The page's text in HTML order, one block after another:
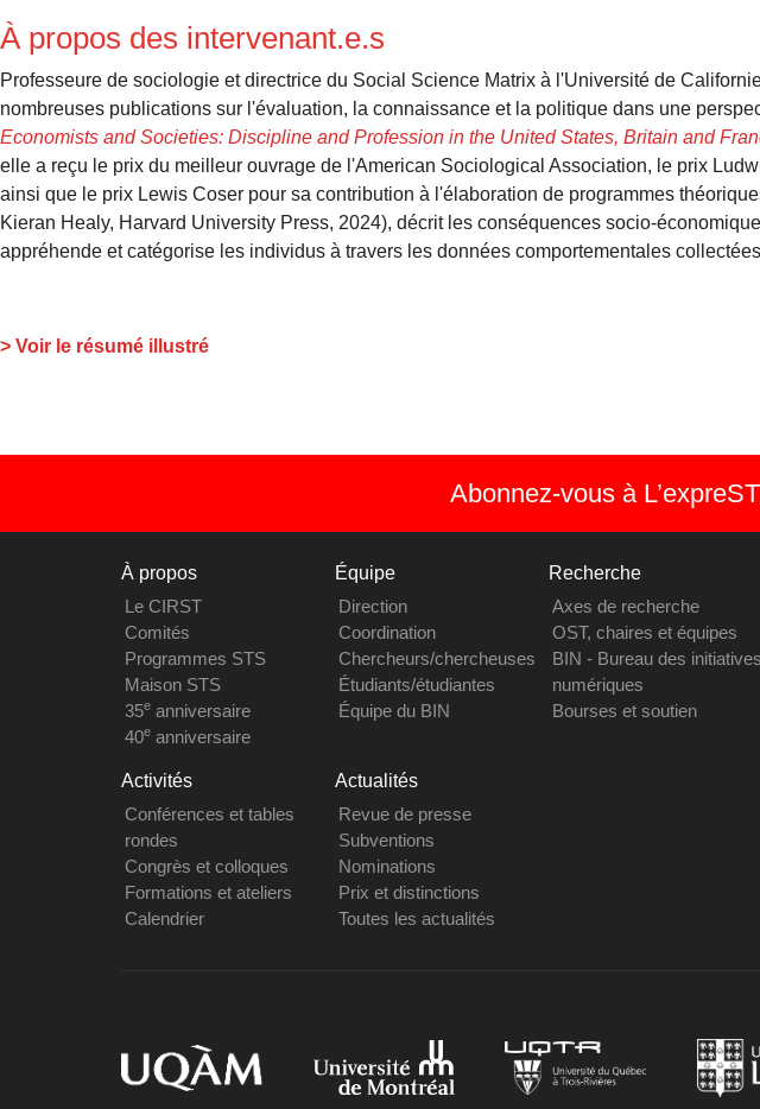
À propos des intervenant.e.s
Professeure de sociologie et directrice du Social Science Matrix à l'Université de
nombreuses publications sur l'évaluation, la connaissance et la politique dans une
Economists and Societies: Discipline and Profession in the United States, Britain and
elle a reçu le prix du meilleur ouvrage de l'American Sociological Association, le prix
ainsi que le prix Lewis Coser pour sa contribution à l'élaboration de programmes
Kieran Healy, Harvard University Press, 2024), décrit les conséquences socio-
appréhende et catégorise les individus à travers les données comportementales
> Voir le résumé illustré
Abonnez-vous à
À propos
Le CIRST
Comités
Programmes STS
Maison STS
35eanniversaire
40eanniversaire
Équipe
Direction
Coordination
Chercheurs/chercheuses
Étudiants/étudiantes
Équipe du BIN
Recherche
Axes de recherche
OST, chaires et équipes
BIN - Bureau des initiatives
numériques
Bourses et soutien
Activités
Conférences et tables
rondes
Congrès et colloques
Formations et ateliers
Calendrier
Actualités
Revue de presse
Subventions
Nominations
Prix et distinctions
Toutes les actualités